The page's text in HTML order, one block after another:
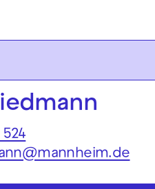
springen
524